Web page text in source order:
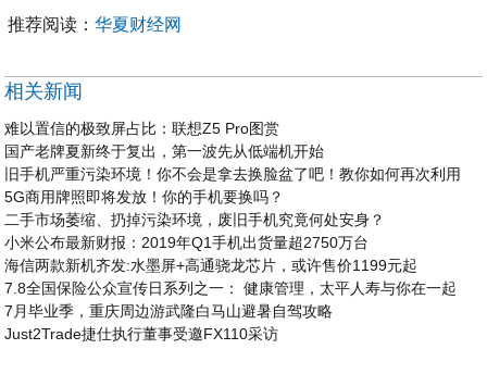
推荐阅读：华夏财经网
相关新闻
难以置信的极致屏占比：联想Z5 Pro图赏
国产老牌夏新终于复出，第一波先从低端机开始
旧手机严重污染环境！你不会是拿去换脸盆了吧！教你如何再次利用
5G商用牌照即将发放！你的手机要换吗？
二手市场萎缩、扔掉污染环境，废旧手机究竟何处安身？
小米公布最新财报：2019年Q1手机出货量超2750万台
海信两款新机齐发:水墨屏+高通骁龙芯片，或许售价1199元起
7.8全国保险公众宣传日系列之一： 健康管理，太平人寿与你在一起
7月毕业季，重庆周边游武隆白马山避暑自驾攻略
Just2Trade捷仕执行董事受邀FX110采访